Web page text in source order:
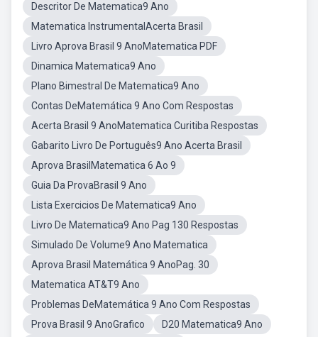
Descritor De Matematica9 Ano
Matematica InstrumentalAcerta Brasil
Livro Aprova Brasil 9 AnoMatematica PDF
Dinamica Matematica9 Ano
Plano Bimestral De Matematica9 Ano
Contas DeMatemática 9 Ano Com Respostas
Acerta Brasil 9 AnoMatematica Curitiba Respostas
Gabarito Livro De Português9 Ano Acerta Brasil
Aprova BrasilMatematica 6 Ao 9
Guia Da ProvaBrasil 9 Ano
Lista Exercicios De Matematica9 Ano
Livro De Matematica9 Ano Pag 130 Respostas
Simulado De Volume9 Ano Matematica
Aprova Brasil Matemática 9 AnoPag. 30
Matematica AT&T9 Ano
Problemas DeMatemática 9 Ano Com Respostas
Prova Brasil 9 AnoGrafico
D20 Matematica9 Ano